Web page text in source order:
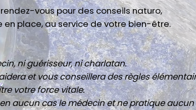
vous pour des conseils naturo,
place, au service de votre bien-être.
ni guérisseur, ni charlatan.
et vous conseillera des règles
votre force vitale.
aucun cas le médecin et ne pratique